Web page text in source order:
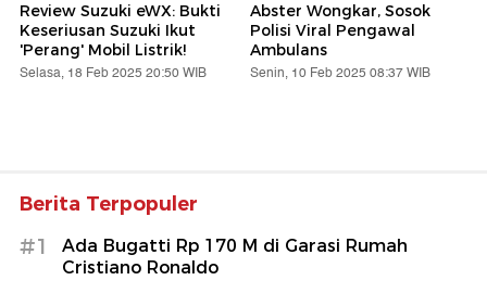
Review Suzuki eWX: Bukti
Keseriusan Suzuki Ikut
'Perang' Mobil Listrik!
Selasa, 18 Feb 2025 20:50 WIB
Abster Wongkar, Sosok
Polisi Viral Pengawal
Ambulans
Senin, 10 Feb 2025 08:37 WIB
Berita Terpopuler
#1
Ada Bugatti Rp 170 M di Garasi Rumah
Cristiano Ronaldo